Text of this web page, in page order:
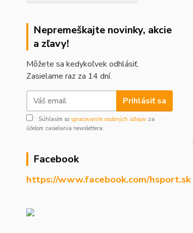
Nepremeškajte novinky, akcie
a zľavy!
Môžete sa kedykoľvek odhlásiť.
Zasielame raz za 14 dní.
Prihlásiť sa
Súhlasím so spracovaním osobných údajov za
účelom zasielania newslettera.
Facebook
https://www.facebook.com/hsport.sk